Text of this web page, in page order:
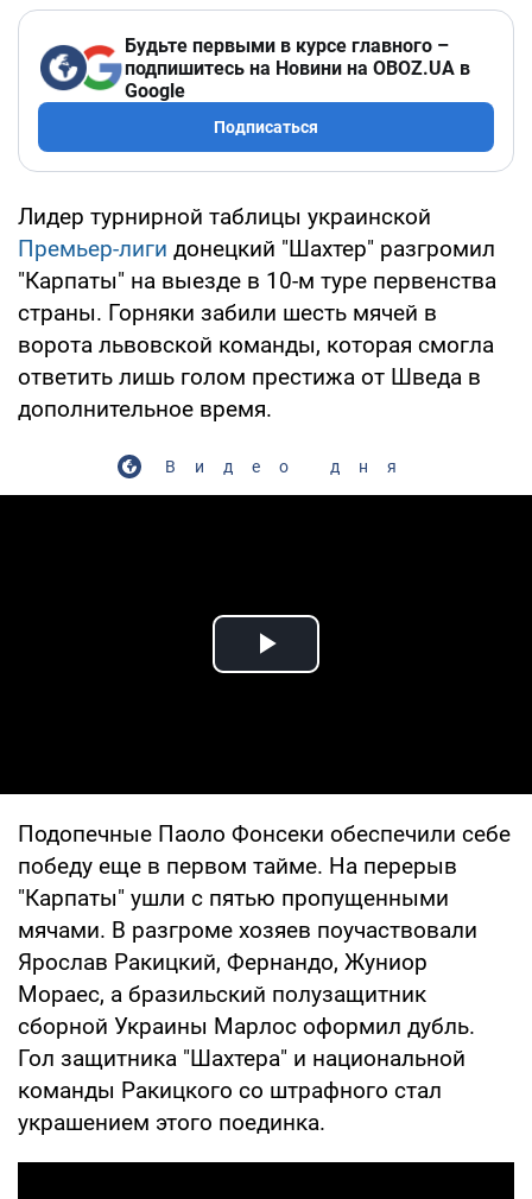
Будьте первыми в курсе главного –
подпишитесь на Новини на OBOZ.UA в
Google
Подписаться
Лидер турнирной таблицы украинской
Премьер-лиги донецкий "Шахтер" разгромил
"Карпаты" на выезде в 10-м туре первенства
страны. Горняки забили шесть мячей в
ворота львовской команды, которая смогла
ответить лишь голом престижа от Шведа в
дополнительное время.
Видео дня
Play Video
Подопечные Паоло Фонсеки обеспечили себе
победу еще в первом тайме. На перерыв
"Карпаты" ушли с пятью пропущенными
мячами. В разгроме хозяев поучаствовали
Ярослав Ракицкий, Фернандо, Жуниор
Мораес, а бразильский полузащитник
сборной Украины Марлос оформил дубль.
Гол защитника "Шахтера" и национальной
команды Ракицкого со штрафного стал
украшением этого поединка.